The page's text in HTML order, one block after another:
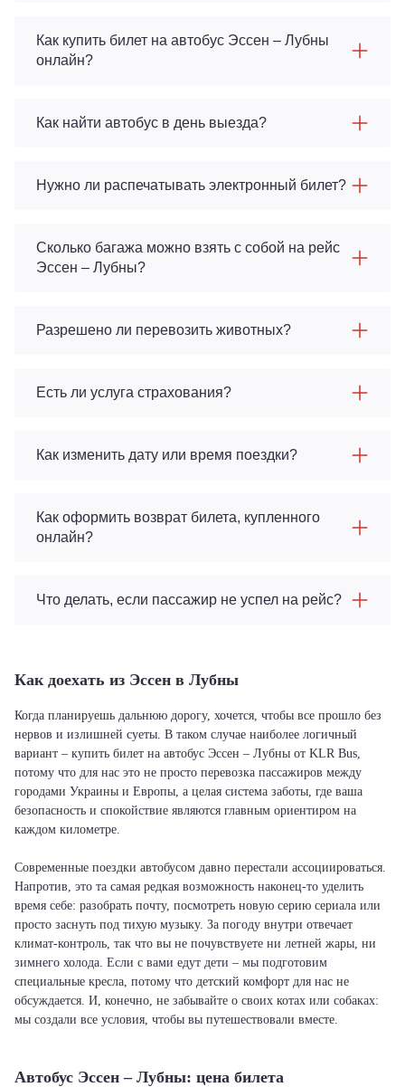
Как купить билет на автобус Эссен – Лубны
онлайн?
Как найти автобус в день выезда?
Нужно ли распечатывать электронный билет?
Сколько багажа можно взять с собой на рейс
Эссен – Лубны?
Разрешено ли перевозить животных?
Есть ли услуга страхования?
Как изменить дату или время поездки?
Как оформить возврат билета, купленного
онлайн?
Что делать, если пассажир не успел на рейс?
Как доехать из Эссен в Лубны
Когда планируешь дальнюю дорогу, хочется, чтобы все прошло без
нервов и излишней суеты. В таком случае наиболее логичный
вариант – купить билет на автобус Эссен – Лубны от KLR Bus,
потому что для нас это не просто перевозка пассажиров между
городами Украины и Европы, а целая система заботы, где ваша
безопасность и спокойствие являются главным ориентиром на
каждом километре.
Современные поездки автобусом давно перестали ассоциироваться.
Напротив, это та самая редкая возможность наконец-то уделить
время себе: разобрать почту, посмотреть новую серию сериала или
просто заснуть под тихую музыку. За погоду внутри отвечает
климат-контроль, так что вы не почувствуете ни летней жары, ни
зимнего холода. Если с вами едут дети – мы подготовим
специальные кресла, потому что детский комфорт для нас не
обсуждается. И, конечно, не забывайте о своих котах или собаках:
мы создали все условия, чтобы вы путешествовали вместе.
Автобус Эссен – Лубны: цена билета